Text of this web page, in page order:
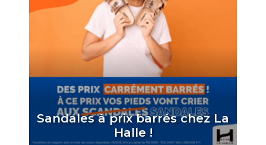
Sandales à prix barrés chez La
Halle !